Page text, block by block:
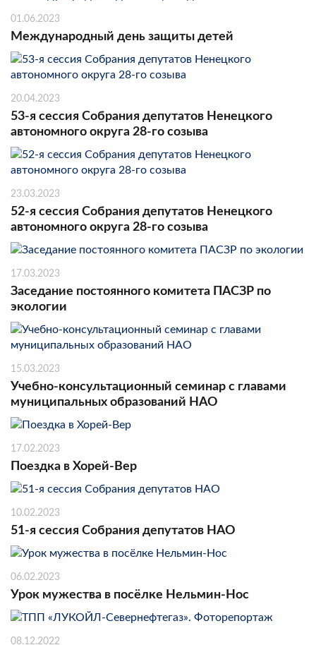
01.06.2023
Международный день защиты детей
20.04.2023
53-я сессия Собрания депутатов Ненецкого
автономного округа 28-го созыва
23.03.2023
52-я сессия Собрания депутатов Ненецкого
автономного округа 28-го созыва
17.03.2023
Заседание постоянного комитета ПАСЗР по
экологии
15.03.2023
Учебно-консультационный семинар с главами
муниципальных образований НАО
17.02.2023
Поездка в Хорей-Вер
10.02.2023
51-я сессия Собрания депутатов НАО
06.02.2023
Урок мужества в посёлке Нельмин-Нос
08.12.2022